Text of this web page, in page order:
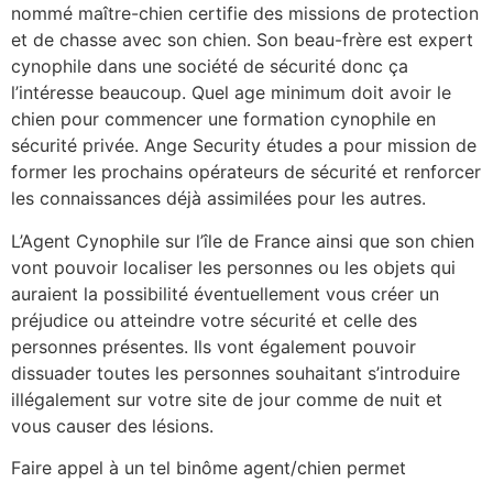
nommé maître-chien certifie des missions de protection
et de chasse avec son chien. Son beau-frère est expert
cynophile dans une société de sécurité donc ça
l’intéresse beaucoup. Quel age minimum doit avoir le
chien pour commencer une formation cynophile en
sécurité privée. Ange Security études a pour mission de
former les prochains opérateurs de sécurité et renforcer
les connaissances déjà assimilées pour les autres.
L’Agent Cynophile sur l’île de France ainsi que son chien
vont pouvoir localiser les personnes ou les objets qui
auraient la possibilité éventuellement vous créer un
préjudice ou atteindre votre sécurité et celle des
personnes présentes. Ils vont également pouvoir
dissuader toutes les personnes souhaitant s’introduire
illégalement sur votre site de jour comme de nuit et
vous causer des lésions.
Faire appel à un tel binôme agent/chien permet